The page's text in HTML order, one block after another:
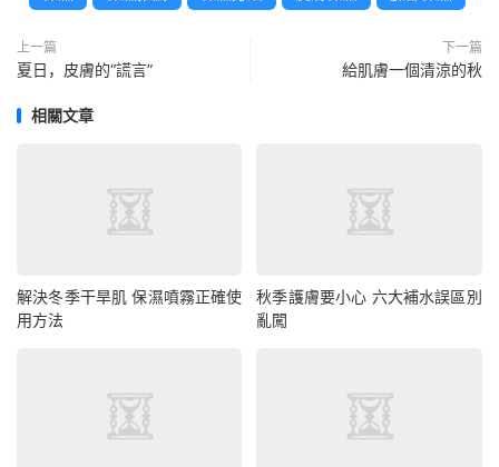
上一篇
夏日，皮膚的“謊言”
下一篇
給肌膚一個清涼的秋
相關文章
解決冬季干旱肌 保濕噴霧正確使
用方法
秋季護膚要小心 六大補水誤區別
亂闖